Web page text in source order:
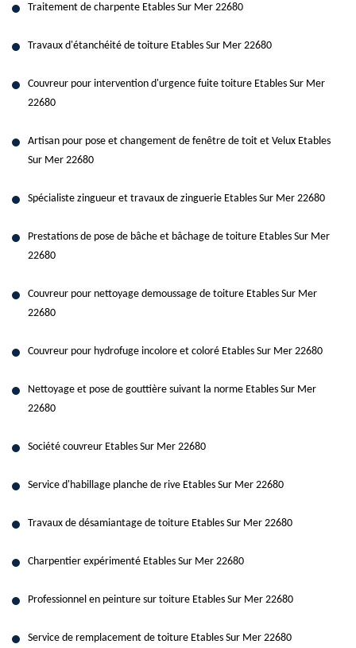
Traitement de charpente Etables Sur Mer 22680
Travaux d'étanchéité de toiture Etables Sur Mer 22680
Couvreur pour intervention d'urgence fuite toiture Etables Sur Mer
22680
Artisan pour pose et changement de fenêtre de toit et Velux Etables
Sur Mer 22680
Spécialiste zingueur et travaux de zinguerie Etables Sur Mer 22680
Prestations de pose de bâche et bâchage de toiture Etables Sur Mer
22680
Couvreur pour nettoyage demoussage de toiture Etables Sur Mer
22680
Couvreur pour hydrofuge incolore et coloré Etables Sur Mer 22680
Nettoyage et pose de gouttière suivant la norme Etables Sur Mer
22680
Société couvreur Etables Sur Mer 22680
Service d'habillage planche de rive Etables Sur Mer 22680
Travaux de désamiantage de toiture Etables Sur Mer 22680
Charpentier expérimenté Etables Sur Mer 22680
Professionnel en peinture sur toiture Etables Sur Mer 22680
Service de remplacement de toiture Etables Sur Mer 22680